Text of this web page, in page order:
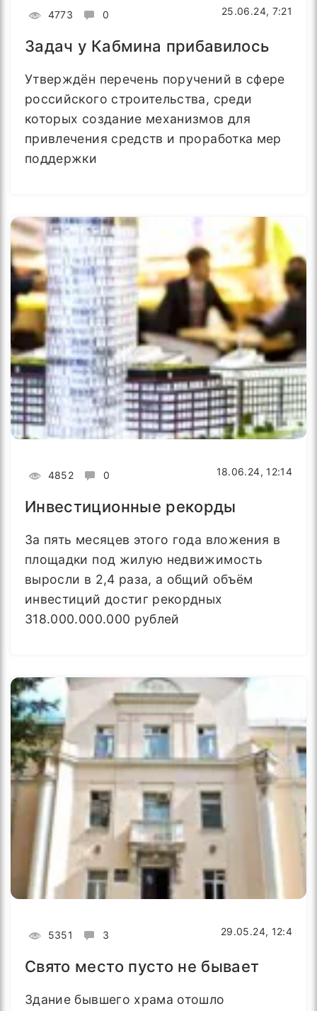
4773 0 25.06.24, 7:21
Задач у Кабмина прибавилось
Утверждён перечень поручений в сфере
российского строительства, среди
которых создание механизмов для
привлечения средств и проработка мер
поддержки
4852 0 18.06.24, 12:14
Инвестиционные рекорды
За пять месяцев этого года вложения в
площадки под жилую недвижимость
выросли в 2,4 раза, а общий объём
инвестиций достиг рекордных
318.000.000.000 рублей
5351 3 29.05.24, 12:4
Свято место пусто не бывает
Здание бывшего храма отошло